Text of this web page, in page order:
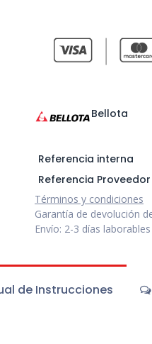
Bellota
Referencia interna
Referencia Proveedor
Términos y condiciones
Garantía de devolución
Envío: 2-3 días laborables
de Instrucciones